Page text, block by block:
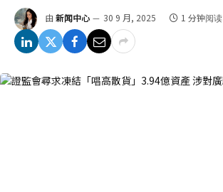
由 新闻中心 30 9 月, 2025 1 分钟阅读